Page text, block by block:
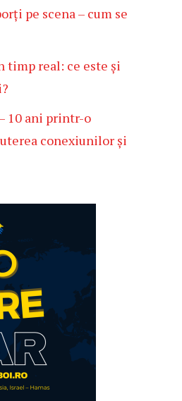
pe scena – cum se
timp real: ce este și
10 ani printr-o
conexiunilor și